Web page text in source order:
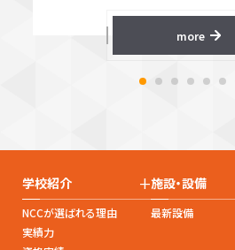
more
学校紹介 +
NCCが選ばれる理由
実績力
施設・設備
最新設備